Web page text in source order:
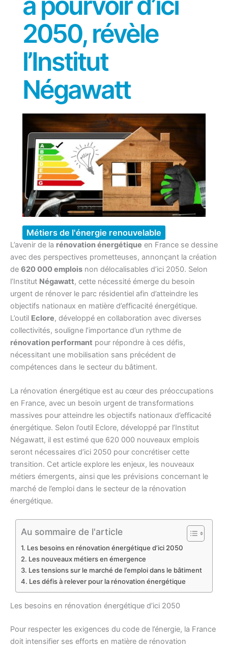
2050, révèle
l’Institut
Négawatt
Métiers de l'énergie renouvelable
L’avenir de la rénovation énergétique en France se dessine
avec des perspectives prometteuses, annonçant la création
de 620 000 emplois non délocalisables d’ici 2050. Selon
l’Institut Négawatt, cette nécessité émerge du besoin
urgent de rénover le parc résidentiel afin d’atteindre les
objectifs nationaux en matière d’efficacité énergétique.
L’outil Eclore, développé en collaboration avec diverses
collectivités, souligne l’importance d’un rythme de
rénovation performant pour répondre à ces défis,
nécessitant une mobilisation sans précédent de
compétences dans le secteur du bâtiment.
La rénovation énergétique est au cœur des préoccupations
en France, avec un besoin urgent de transformations
massives pour atteindre les objectifs nationaux d’efficacité
énergétique. Selon l’outil Eclore, développé par l’Institut
Négawatt, il est estimé que 620 000 nouveaux emplois
seront nécessaires d’ici 2050 pour concrétiser cette
transition. Cet article explore les enjeux, les nouveaux
métiers émergents, ainsi que les prévisions concernant le
marché de l’emploi dans le secteur de la rénovation
énergétique.
Au sommaire de l'article
Les besoins en rénovation énergétique d’ici 2050
Les nouveaux métiers en émergence
Les tensions sur le marché de l’emploi dans le bâtiment
Les défis à relever pour la rénovation énergétique
Les besoins en rénovation énergétique d’ici 2050
Pour respecter les exigences du code de l’énergie, la France
doit intensifier ses efforts en matière de rénovation